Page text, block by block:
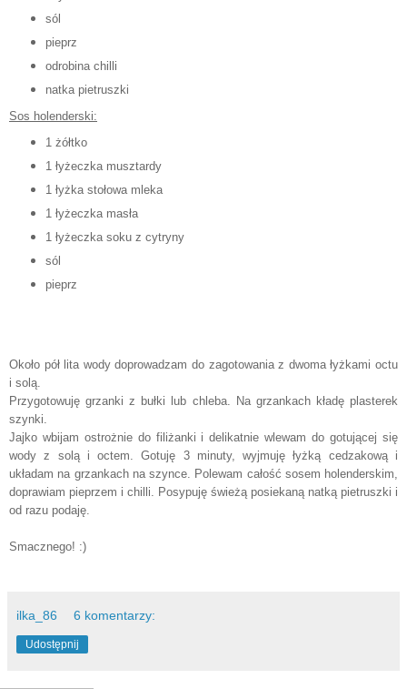
sól
pieprz
odrobina chilli
natka pietruszki
Sos holenderski:
1 żółtko
1 łyżeczka musztardy
1 łyżka stołowa mleka
1 łyżeczka masła
1 łyżeczka soku z cytryny
sól
pieprz
Około pół lita wody doprowadzam do zagotowania z dwoma łyżkami octu
i solą.
Przygotowuję grzanki z bułki lub chleba. Na grzankach kładę plasterek
szynki.
Jajko wbijam ostrożnie do filiżanki i delikatnie wlewam do gotującej się
wody z solą i octem. Gotuję 3 minuty, wyjmuję łyżką cedzakową i
układam na grzankach na szynce. Polewam całość sosem holenderskim,
doprawiam pieprzem i chilli. Posypuję świeżą posiekaną natką pietruszki i
od razu podaję.
Smacznego! :)
ilka_86 6 komentarzy:
Udostępnij